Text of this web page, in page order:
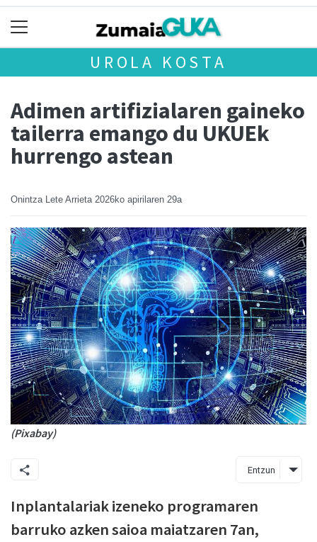
UROLA KOSTA
Adimen artifizialaren gaineko
tailerra emango du UKUEk
hurrengo astean
Onintza Lete Arrieta 2026ko apirilaren 29a
(Pixabay)
Entzun
Inplantalariak izeneko programaren
barruko azken saioa maiatzaren 7an,